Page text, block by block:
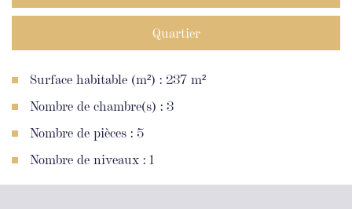
Quartier
Surface habitable (m²) : 237 m²
Nombre de chambre(s) : 3
Nombre de pièces : 5
Nombre de niveaux : 1